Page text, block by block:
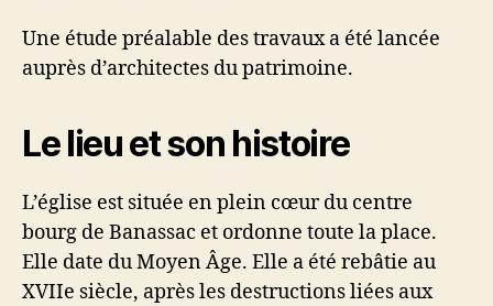
Une étude préalable des travaux a été lancée
auprès d’architectes du patrimoine.
Le lieu et son histoire
L’église est située en plein cœur du centre
bourg de Banassac et ordonne toute la place.
Elle date du Moyen Âge. Elle a été rebâtie au
XVIIe siècle, après les destructions liées aux